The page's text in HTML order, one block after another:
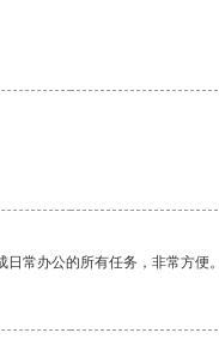
常办公的所有任务，非常方便。